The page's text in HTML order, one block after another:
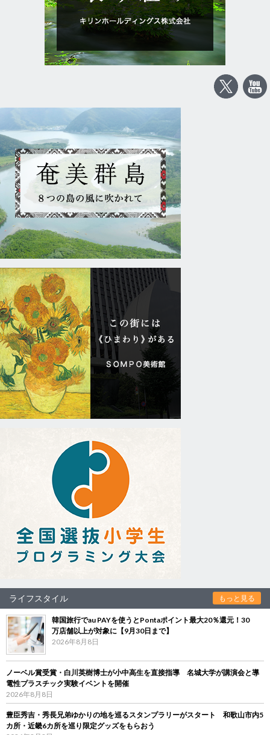
ライフスタイル もっと見る
韓国旅行でau PAYを使うとPontaポイント最大20％還元！30
万店舗以上が対象に【9月30日まで】
2026年8月8日
ノーベル賞受賞・白川英樹博士が小中高生を直接指導 名城大学が講演会と導
電性プラスチック実験イベントを開催
2026年8月8日
豊臣秀吉・秀長兄弟ゆかりの地を巡るスタンプラリーがスタート 和歌山市内5
カ所・近畿6カ所を巡り限定グッズをもらおう